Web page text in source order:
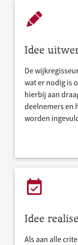
Idee
De
wat er nodig is
hierbij aan
deelnemers en
worden
Idee
Als aan alle